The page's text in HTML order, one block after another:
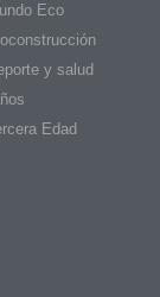
Eco
y salud
Edad